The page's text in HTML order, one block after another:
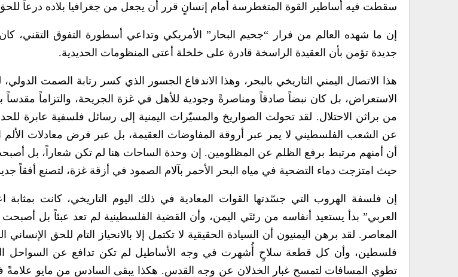
سقطت فيه أساطير القوة المتغطرسة أمام إنسانٍ قرر أن يجعل من جغرافيا بلاده درعاً
إن ما شهده العالم من فرار “جحيم البحار” الأمريكي وتداعي أسطورة التفوق التقني، كان
جديدة تؤمن بأن العقيدة الراسخة قادرة على خلخلة أعتى المنظومات الحديدية.
هذا الاتصال اليمني التاريخي بالبحر، وهذا الاندفاع الجسور الذي كسر رتابة الصمت
الاستعراض، بل كان نبضاً صادقاً ومناصرةً وجودية للأهل في غزة الجريحة، والتزاماً
من براثن الاحتلال. لقد تحولت الصواريخ والمسيّرات اليمنية إلى رسائل فلسفية عابرة
عن الشعب الفلسطيني لا يمر عبر أروقة المفاوضات العقيمة، بل عبر فرض معادلات الألم
أن أمنهم مرتبط برفع الظلم عن المظلومين. إن وحدة الساحات هنا لم تكن شعاراً، بل
حيث امتزجت دماء التضحية في مياه البحر الأحمر بآلام الصمود في أزقة غزة، لتصنع أفقاً
إن فلسفة الهروب التي جسّدتها القوات المعادية في ذلك اليوم التاريخي، كانت
العربي” بدأ يستعيد أنفاسه من رئتَي اليمن، وأن القضية الفلسطينية لم تعد عبئاً بل
المعاصر. لقد برهن اليمنيون أن السيادة الحقيقية لا تكتمل إلا بالانحياز التام للحق
فلسطين، وأن كل قطعة سلاحٍ أُشهرت في وجه الأساطيل لم تكن تدافع عن السواحل
تطوي المسافات لتمسح غبار الخذلان عن وجه القدس. هكذا يبقى السادس من مايو علامةً